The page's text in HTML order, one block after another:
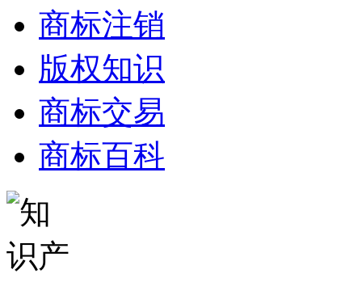
商标注销
版权知识
商标交易
商标百科